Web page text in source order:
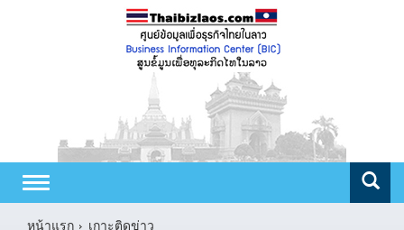
Toggle
navigation
หน้าแรก
เกาะติดข่าว